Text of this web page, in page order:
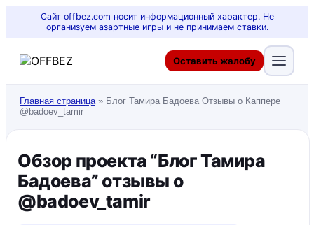
Сайт offbez.com носит информационный характер. Не
организуем азартные игры и не принимаем ставки.
Оставить жалобу
Главная страница» Блог Тамира Бадоева Отзывы о Каппере
@badoev_tamir
Обзор проекта “Блог Тамира
Бадоева” отзывы о
@badoev_tamir